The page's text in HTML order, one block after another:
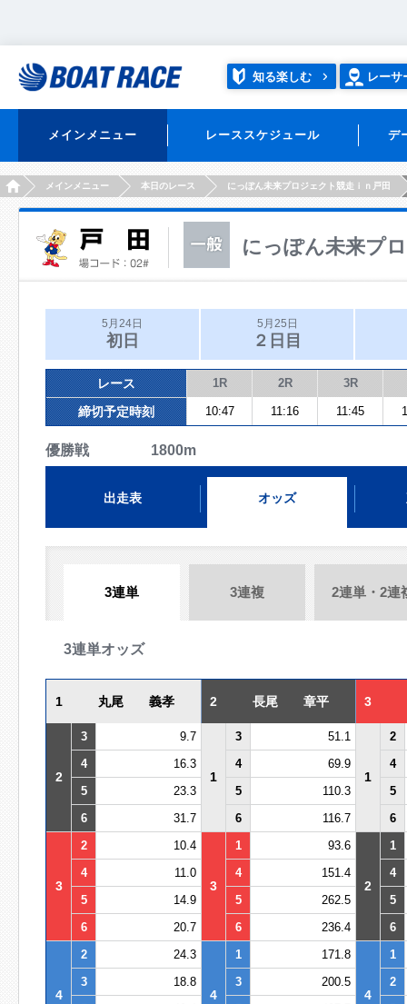
知る楽しむ レーサ
メインメニュー レーススケジュール デ
HOMEメインメニュー 本日のレース にっぽん未来プロジェクト競走ｉｎ戸田
にっぽん未来プ
5月24日
初日
5月25日
２日目
レース 1R 2R 3R
締切予定時刻 10:47 11:16 11:45
優勝戦 1800m
出走表 オッズ
3連単 3連複 2連単・2連
3連単オッズ
1 丸尾 義孝 2 長尾 章平 3
2
3 9.7
1
3 51.1
1
2
4
16.3 4 69.9
4
5
23.3 5 110.3
5
6
31.7 6 116.7 6
3
2 10.4
3
1 93.6
2
1
4
11.0 4 151.4
4
5
14.9 5 262.5
5
6
20.7 6 236.4 6
4
2 24.3
4
1 171.8
4
1
3
18.8 3 200.5
2